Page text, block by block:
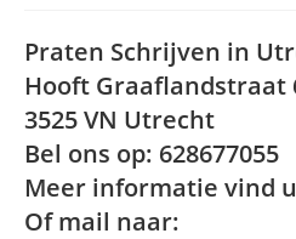
Praten Schrijven in
Hooft Graaflandstraat
3525 VN Utrecht
Bel ons op: 628677055
Meer informatie vind
Of mail naar: